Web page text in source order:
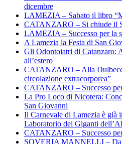
dicembre
LAMEZIA – Sabato il libro
CATANZARO – Si chiude il
LAMEZIA – Successo per la
A Lamezia la Festa di San
Gli Odontoiatri di Catanzaro:
all’estero
CATANZARO – Alla
circolazione extracorporea”
CATANZARO – Successo
La Pro Loco di Nicotera:
San Giovanni
Il Carnevale di Lamezia è già
Laboratorio dei Giganti
CATANZARO – Successo
SOVERIA MANNELLI – Dal